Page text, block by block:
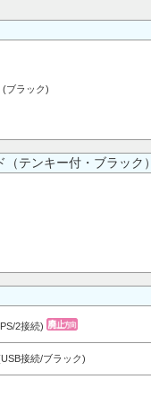
(ブラック)
テンキー付・ブラック）
2接続)
接続/ブラック)